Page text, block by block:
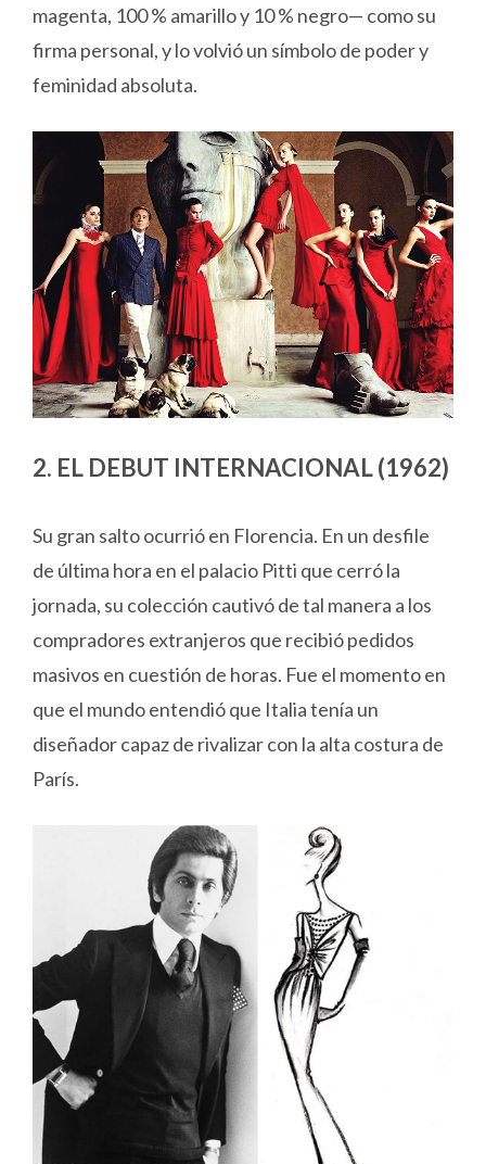
magenta, 100 % amarillo y 10 % negro— como su
firma personal, y lo volvió un símbolo de poder y
feminidad absoluta.
2. EL DEBUT INTERNACIONAL (1962)
Su gran salto ocurrió en Florencia. En un desfile
de última hora en el palacio Pitti que cerró la
jornada, su colección cautivó de tal manera a los
compradores extranjeros que recibió pedidos
masivos en cuestión de horas. Fue el momento en
que el mundo entendió que Italia tenía un
diseñador capaz de rivalizar con la alta costura de
París.